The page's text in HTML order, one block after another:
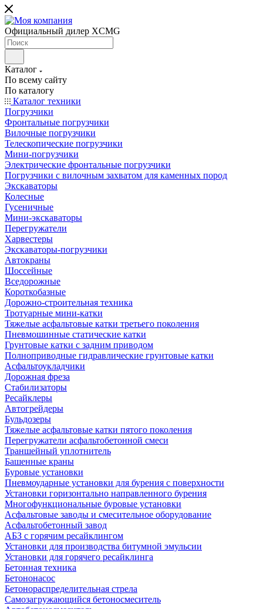
Официальный дилер XCMG
Каталог
По всему сайту
По каталогу
Каталог техники
Погрузчики
Фронтальные погрузчики
Вилочные погрузчики
Телескопические погрузчики
Мини-погрузчики
Электрические фронтальные погрузчики
Погрузчики с вилочным захватом для каменных пород
Экскаваторы
Колесные
Гусеничные
Мини-экскаваторы
Перегружатели
Харвестеры
Экскаваторы-погрузчики
Автокраны
Шоссейные
Вседорожные
Короткобазные
Дорожно-строительная техника
Тротуарные мини-катки
Тяжелые асфальтовые катки третьего поколения
Пневмошинные статические катки
Грунтовые катки с задним приводом
Полноприводные гидравлические грунтовые катки
Асфальтоукладчики
Дорожная фреза
Стабилизаторы
Ресайклеры
Автогрейдеры
Бульдозеры
Тяжелые асфальтовые катки пятого поколения
Перегружатели асфальтобетонной смеси
Траншейный уплотнитель
Башенные краны
Буровые установки
Пневмоударные установки для бурения с поверхности
Установки горизонтально направленного бурения
Многофункциональные буровые установки
Асфальтовые заводы и смесительное оборудование
Асфальтобетонный завод
АБЗ с горячим ресайклингом
Установки для производства битумной эмульсии
Установки для горячего ресайклинга
Бетонная техника
Бетононасос
Бетонораспределительная стрела
Самозагружающийся бетоносмеситель